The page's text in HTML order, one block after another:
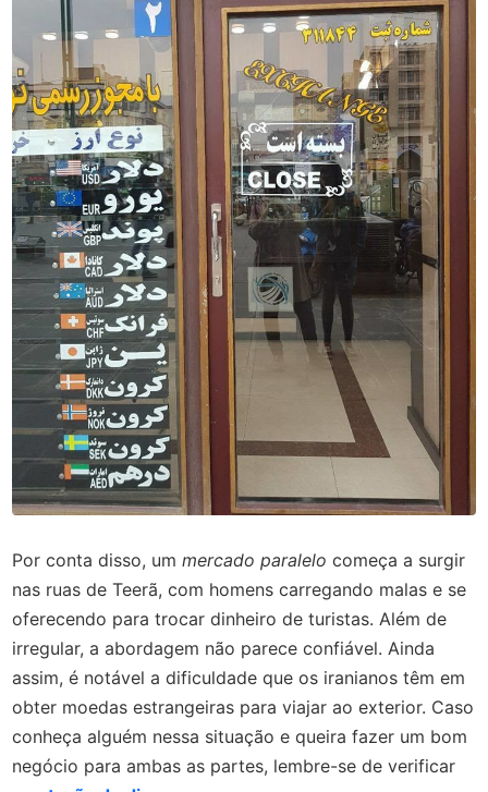
Por conta disso, ummercado paralelo começa a surgir
nas ruas de Teerã, com homens carregando malas e se
oferecendo para trocar dinheiro de turistas. Além de
irregular, a abordagem não parece confiável. Ainda
assim, é notável a dificuldade que os iranianos têm em
obter moedas estrangeiras para viajar ao exterior. Caso
conheça alguém nessa situação e queira fazer um bom
negócio para ambas as partes, lembre-se de verificar